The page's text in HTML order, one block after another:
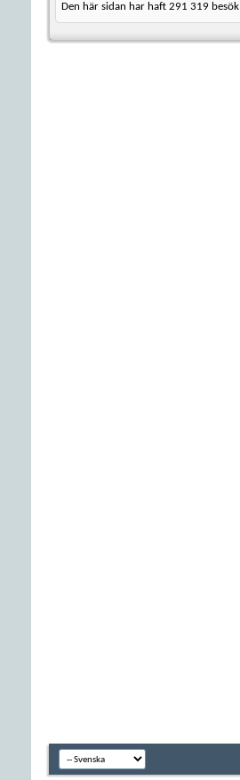
Den här sidan har haft 291 319 besök